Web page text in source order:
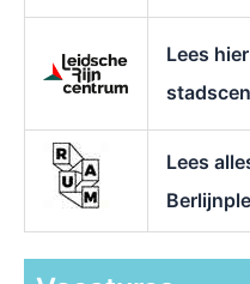
Lees
Lees